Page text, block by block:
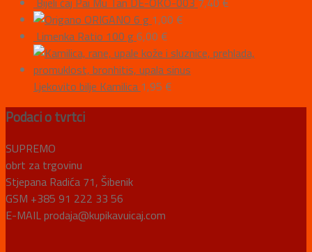
ORIGANO 6 g 1,00 €
Limenka Ratio 100 g 6,00 €
Ljekovito bilje Kamilica 1,95 €
Podaci o tvrtci
SUPREMO
obrt za trgovinu
Stjepana Radića 71, Šibenik
GSM +385 91 222 33 56
E-MAIL prodaja@kupikavuicaj.com